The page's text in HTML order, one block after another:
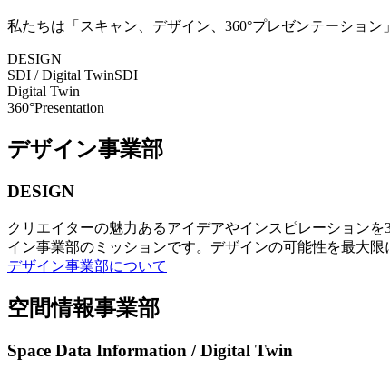
私たちは「スキャン、デザイン、360°プレゼンテーション
DESIGN
SDI / Digital TwinSDI
Digital Twin
360°Presentation
デザイン事業部
DESIGN
クリエイターの魅力あるアイデアやインスピレーション
イン事業部のミッションです。デザインの可能性を最大
デザイン事業部について
空間情報事業部
Space Data Information / Digital Twin